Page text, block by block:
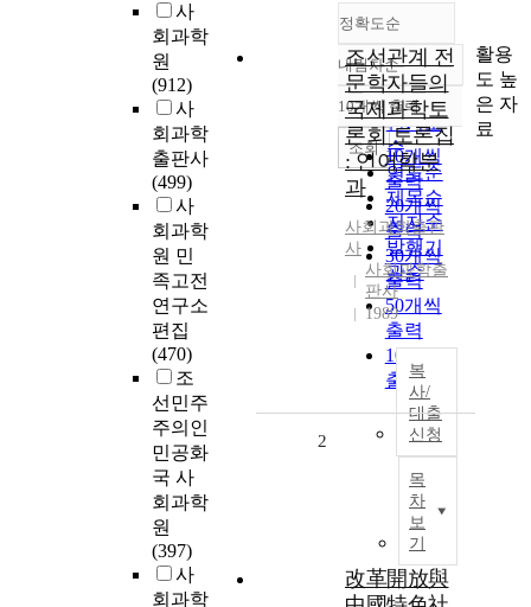
사
회과학
원
(912)
사
회과학
출판사
(499)
사
회과학
원 민
족고전
연구소
편집
(470)
조
선민주
주의인
민공화
국 사
회과학
원
(397)
사
회과학
정확도순
정확도
순
인기도
순
연도순
제목순
저자순
발행기
관순
내림차순
내림차순
10개씩 출력
10개씩
출력
20개씩
출력
30개씩
출력
50개씩
출력
100개씩
출력
조회
조선관계 전
문학자들의
국제과학토
론회 토론집
: 언어학분
과
사회과학출판
사
사회과학출
판사
1989
복
사/
대출
신청
목
차
보
기
2
改革開放與
활용
도 높
은 자
료